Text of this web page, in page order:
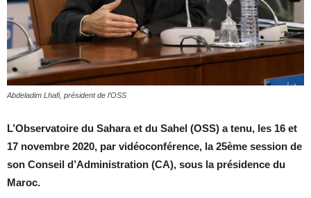
Abdeladim Lhafi, président de l’OSS
L’Observatoire du Sahara et du Sahel (OSS) a tenu, les 16 et
17 novembre 2020, par vidéoconférence, la 25ème session de
son Conseil d’Administration (CA), sous la présidence du
Maroc.